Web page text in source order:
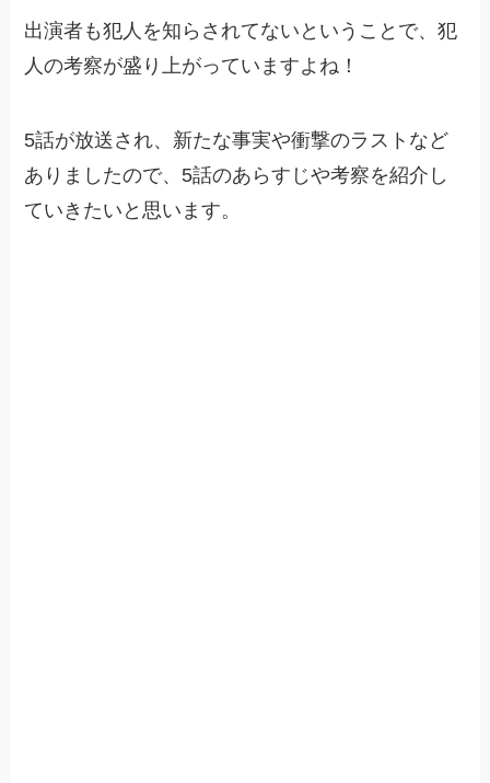
出演者も犯人を知らされてないということで、犯
人の考察が盛り上がっていますよね！
5話が放送され、新たな事実や衝撃のラストなど
ありましたので、5話のあらすじや考察を紹介し
ていきたいと思います。